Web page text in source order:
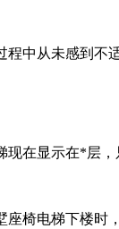
中从未感到不适
在显示在*层
椅电梯下楼